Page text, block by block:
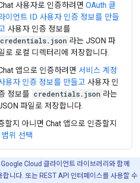
사용자로 인증하려면 OAuth 클
이언트 ID 사용자 인증 정보를 만들
사용자 인증 정보를
credentials.json 라는 JSON 파
로 로컬 디렉터리에 저장합니다.
앱으로 인증하려면 서비스 계정
용자 인증 정보를 만들고 사용자 인
정보를 credentials.json 라는
파일로 저장합니다.
할지 아니면 Chat 앱으로 인증할지
위 선택
Cloud 클라이언트 라이브러리와 함께
니다. 또는 REST API 인터페이스를 사용할 수